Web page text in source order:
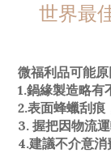
世界最
微福利品可能原
1.鍋緣製造略有
2.表面蜂蠟刮痕
3. 握把因物流
4.建議不介意消